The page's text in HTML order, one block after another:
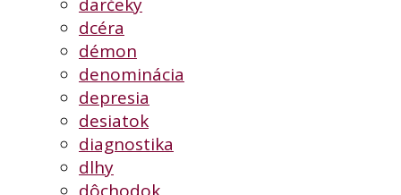
darčeky
dcéra
démon
denominácia
depresia
desiatok
diagnostika
dlhy